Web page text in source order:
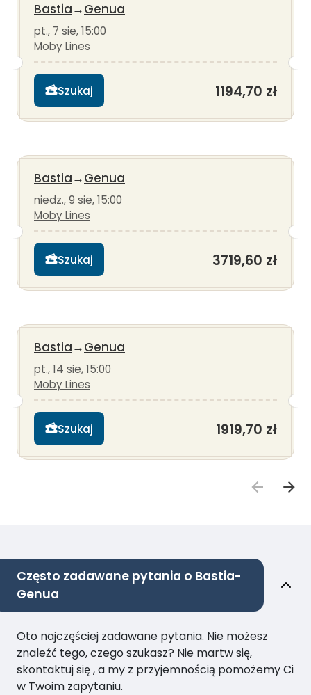
Bastia→Genua
pt., 7 sie, 15:00
Moby Lines
Szukaj 1194,70 zł
Bastia→Genua
niedz., 9 sie, 15:00
Moby Lines
Szukaj 3719,60 zł
Bastia→Genua
pt., 14 sie, 15:00
Moby Lines
Szukaj 1919,70 zł
Często zadawane pytania o Bastia-
Genua
Oto najczęściej zadawane pytania. Nie możesz
znaleźć tego, czego szukasz? Nie martw się,
skontaktuj się , a my z przyjemnością pomożemy Ci
w Twoim zapytaniu.